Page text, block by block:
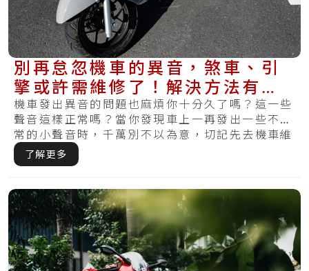
別再怠忽機車的異音，煞車、引
擎或許需維修了！解決方法有哪
一些？
機車發出異音的問題也麻煩你十分久了嗎？這一些
聲音這樣正常嗎？當你發現車上一再發出一些不正
常的小聲音時，千萬別不以為意，切記先去機車維
修行.....
了解更多